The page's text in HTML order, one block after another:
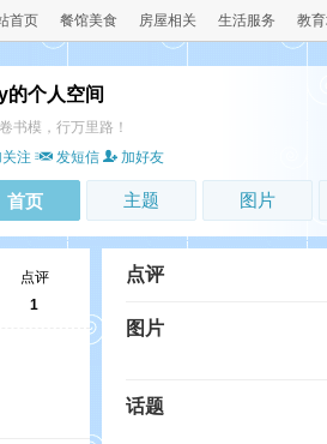
首页 餐馆美食 房屋相关 生活服务 教
的个人空间
书模，行万里路！
注
发短信 加好友
首页 主题 图片
点评
1
点评
图片
话题